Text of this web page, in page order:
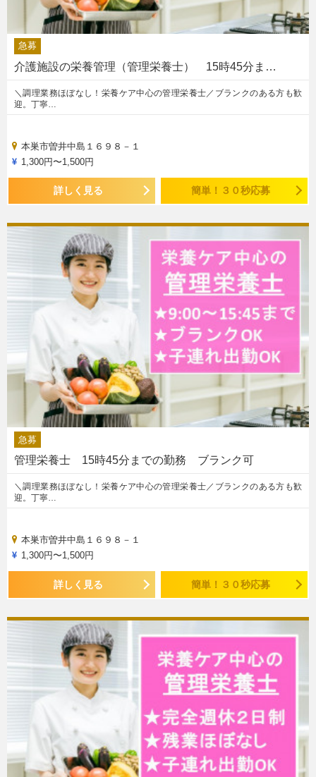
急募
介護施設の栄養管理（管理栄養士） 15時45分ま…
＼調理業務ほぼなし！栄養ケア中心の管理栄養士／ブランクのある方も歓
迎。丁寧…
本巣市曽井中島１６９８－１
1,300円〜1,500円
詳しく見る 簡単！３０秒応募
急募
管理栄養士 15時45分までの勤務 ブランク可
＼調理業務ほぼなし！栄養ケア中心の管理栄養士／ブランクのある方も歓
迎。丁寧…
本巣市曽井中島１６９８－１
1,300円〜1,500円
詳しく見る 簡単！３０秒応募